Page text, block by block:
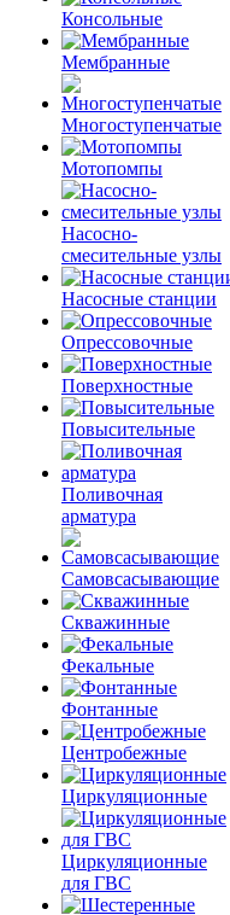
Консольные
Мембранные
Многоступенчатые
Мотопомпы
Насосно-
смесительные узлы
Насосные станции
Опрессовочные
Поверхностные
Повысительные
Поливочная
арматура
Самовсасывающие
Скважинные
Фекальные
Фонтанные
Центробежные
Циркуляционные
Циркуляционные
для ГВС